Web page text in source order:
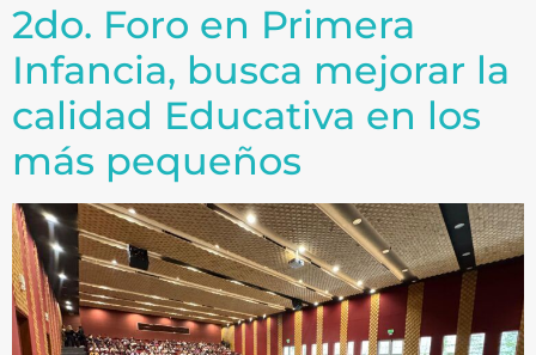
2do. Foro en Primera
Infancia, busca mejorar la
calidad Educativa en los
más pequeños